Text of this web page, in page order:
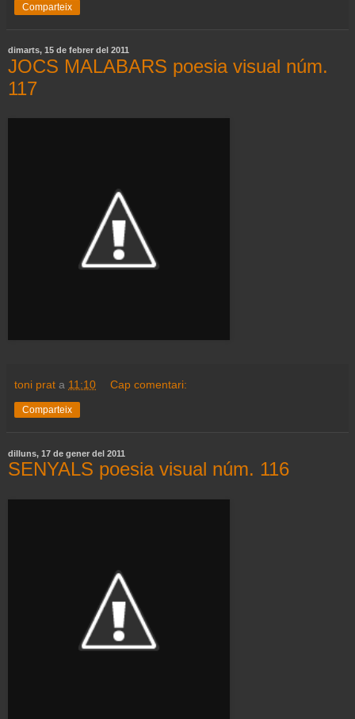
Comparteix
dimarts, 15 de febrer del 2011
JOCS MALABARS poesia visual núm.
117
toni prat a 11:10 Cap comentari:
Comparteix
dilluns, 17 de gener del 2011
SENYALS poesia visual núm. 116